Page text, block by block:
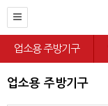
업소용 주방기구
업소용 주방기구